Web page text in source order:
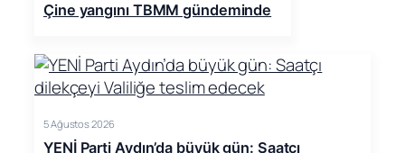
Çine yangını TBMM gündeminde
5 Ağustos 2026
YENİ Parti Aydın’da büyük gün: Saatçı